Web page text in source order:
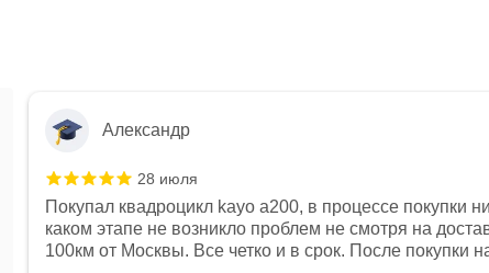
Александр
28 июля
Покупал квадроцикл kayo a200, в процессе покупки
каком этапе не возникло проблем не смотря на
100км от Москвы. Все четко и в срок. После покупки